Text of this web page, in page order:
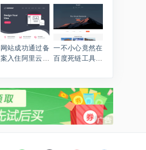
打开速度的方法
代码
名Valyria
网站成功通过备
案入住阿里云服
一不小心竟然在
百度死链工具添